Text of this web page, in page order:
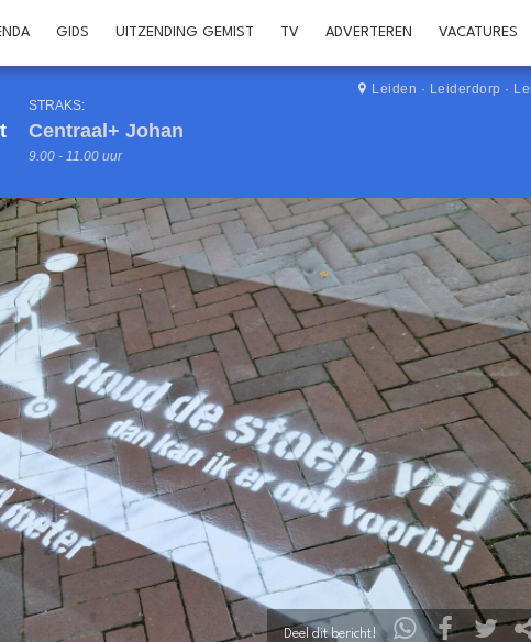
GIDS UITZENDING GEMIST TV ADVERTEREN VACATURES
STRAKS:
Centraal+ Johan
9.00 - 11.00 uur
Leiden · Leiderdorp ·
Deel dit bericht!